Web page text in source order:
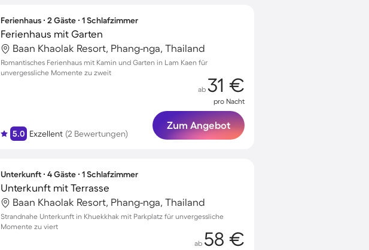
Ferienhaus ∙ 2 Gäste ∙ 1 Schlafzimmer
Ferienhaus mit Garten
Baan Khaolak Resort, Phang-nga, Thailand
Romantisches Ferienhaus mit Kamin und Garten in Lam Kaen für
unvergessliche Momente zu zweit
5.0 Exzellent (2 Bewertungen)
ab 31 €
pro Nacht
Zum Angebot
Unterkunft ∙ 4 Gäste ∙ 1 Schlafzimmer
Unterkunft mit Terrasse
Baan Khaolak Resort, Phang-nga, Thailand
Strandnahe Unterkunft in Khuekkhak mit Parkplatz für unvergessliche
Momente zu viert
ab 58 €